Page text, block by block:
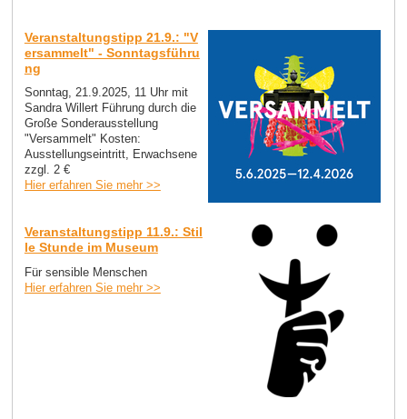
Veranstaltungstipp 21.9.: "V
ersammelt" - Sonntagsführu
ng
Sonntag, 21.9.2025, 11 Uhr mit
Sandra Willert Führung durch die
Große Sonderausstellung
"Versammelt" Kosten:
Ausstellungseintritt, Erwachsene
zzgl. 2 €
Hier erfahren Sie mehr >>
Veranstaltungstipp 11.9.: Stil
le Stunde im Museum
Für sensible Menschen
Hier erfahren Sie mehr >>